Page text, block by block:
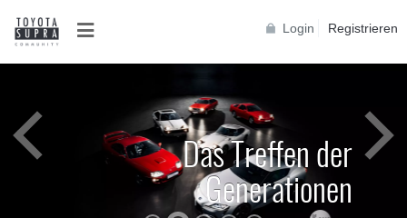
Login Registrieren
Das Treffen der
Generationen